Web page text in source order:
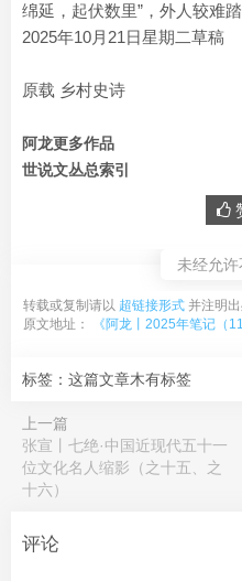
绵延，起伏数里”，外人较难
2025年10月21日星期二草稿
原载 乡村史诗
阿龙更多作品
世说文丛总索引
未经允许
转载或复制请以 超链接形式 并注明
原文地址：
《阿龙丨2025年笔记（
标签：这篇文章木有标签
上一篇
张宣丨七绝·中国近现代五十一
位文化名人缩影（之十五、之
十六）
评论